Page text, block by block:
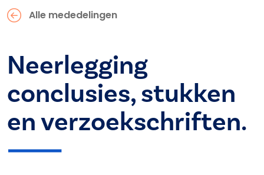
Alle mededelingen
Neerlegging
conclusies, stukken
en verzoekschriften.